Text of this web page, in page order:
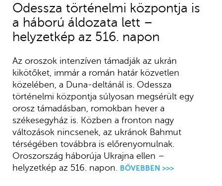
Odessza történelmi központja is
a háború áldozata lett –
helyzetkép az 516. napon
Az oroszok intenzíven támadják az ukrán
kikötőket, immár a román határ közvetlen
közelében, a Duna-deltánál is. Odessza
történelmi központja súlyosan megsérült egy
orosz támadásban, romokban hever a
székesegyház is. Közben a fronton nagy
változások nincsenek, az ukránok Bahmut
térségében továbbra is előrenyomulnak.
Oroszország háborúja Ukrajna ellen –
helyzetkép az 516. napon.
BŐVEBBEN >>>